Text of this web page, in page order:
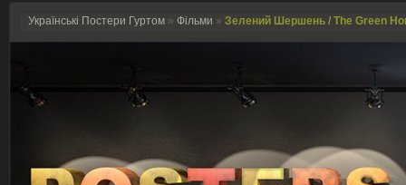
Українські Постери Гуртом » Фільми » Зелений Шершень / The Green